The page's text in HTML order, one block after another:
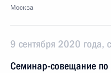
Москва
9 сентября 2020 года,
Семинар-совещание